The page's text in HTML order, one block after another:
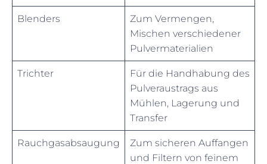
Blenders
Zum Vermengen,
Mischen verschiedener
Pulvermaterialien
Trichter
Für die Handhabung des
Pulveraustrags aus
Mühlen, Lagerung und
Transfer
Rauchgasabsaugung
Zum sicheren Auffangen
und Filtern von feinem